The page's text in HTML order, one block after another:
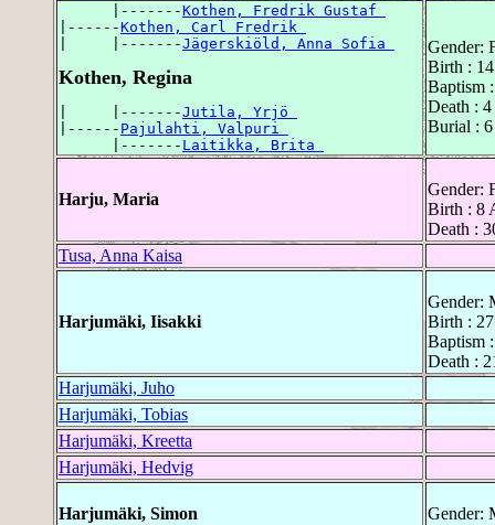
      |-------
Kothen, Fredrik Gustaf
|------Kothen, Carl Fredrik
|     |-------Jägerskiöld, Anna Sofia
Kothen, Regina
|     |-------Jutila, Yrjö
|------ Pajulahti, Valpuri
      |-------
Laitikka, Brita
Gender:
Birth :
Baptism
Death :
Burial :
Harju, Maria
Gender:
Birth : 8
Death :
Tusa, Anna Kaisa
Harjumäki, Iisakki
Gender:
Birth :
Baptism
Death :
Harjumäki, Juho
Harjumäki, Tobias
Harjumäki, Kreetta
Harjumäki, Hedvig
Harjumäki, Simon
Gender: